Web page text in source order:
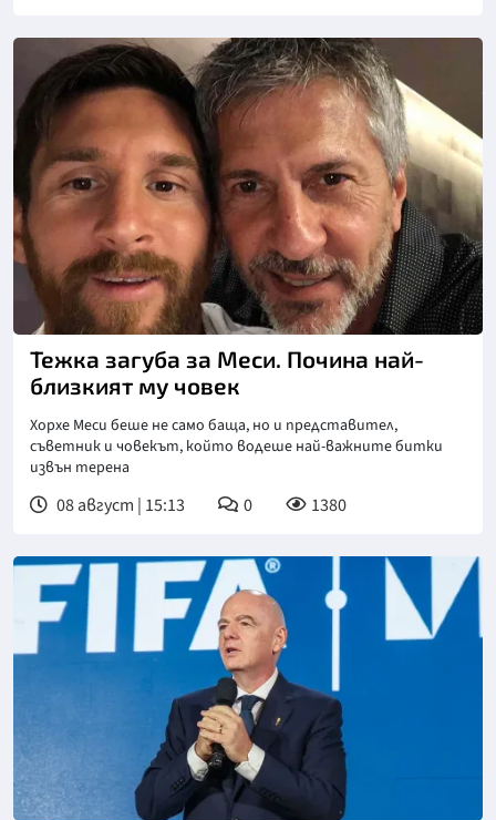
Снимка: Инстаграм
Тежка загуба за Меси. Почина най-
близкият му човек
Хорхе Меси беше не само баща, но и представител,
съветник и човекът, който водеше най-важните битки
извън терена
08 август | 15:13 0 1380